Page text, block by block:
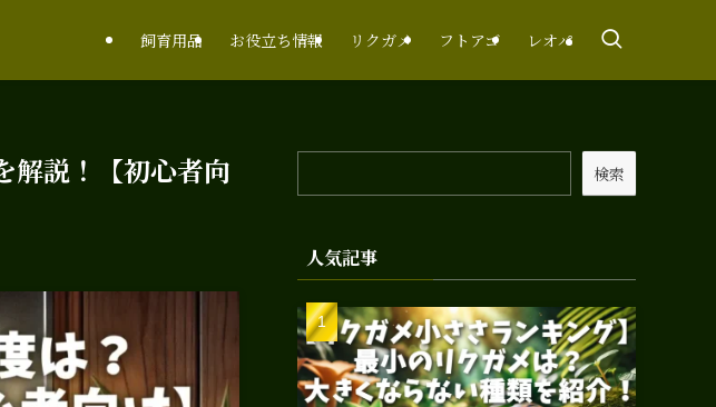
飼育用品 お役立ち情報 リクガメ フトアゴ レオパ
解説！【初心者向
検索
人気記事